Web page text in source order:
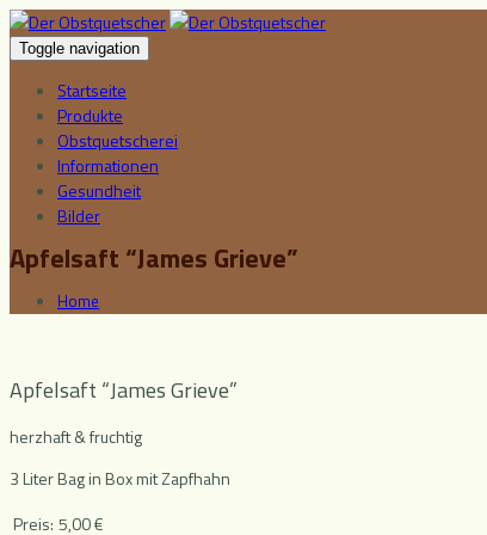
Toggle navigation
Startseite
Produkte
Obstquetscherei
Informationen
Gesundheit
Bilder
Apfelsaft “James Grieve”
Home
Apfelsaft “James Grieve”
herzhaft & fruchtig
3 Liter Bag in Box mit Zapfhahn
Preis: 5,00 €